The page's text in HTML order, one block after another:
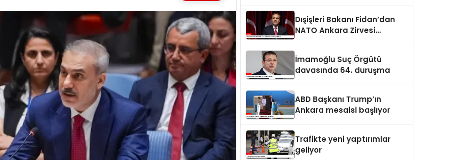
Dışişleri Bakanı Fidan’dan
NATO Ankara Zirvesi
İmamoğlu Suç Örgütü
davasında 64. duruşma
ABD Başkanı Trump’ın
Ankara mesaisi başlıyor
Trafikte yeni yaptırımlar
geliyor